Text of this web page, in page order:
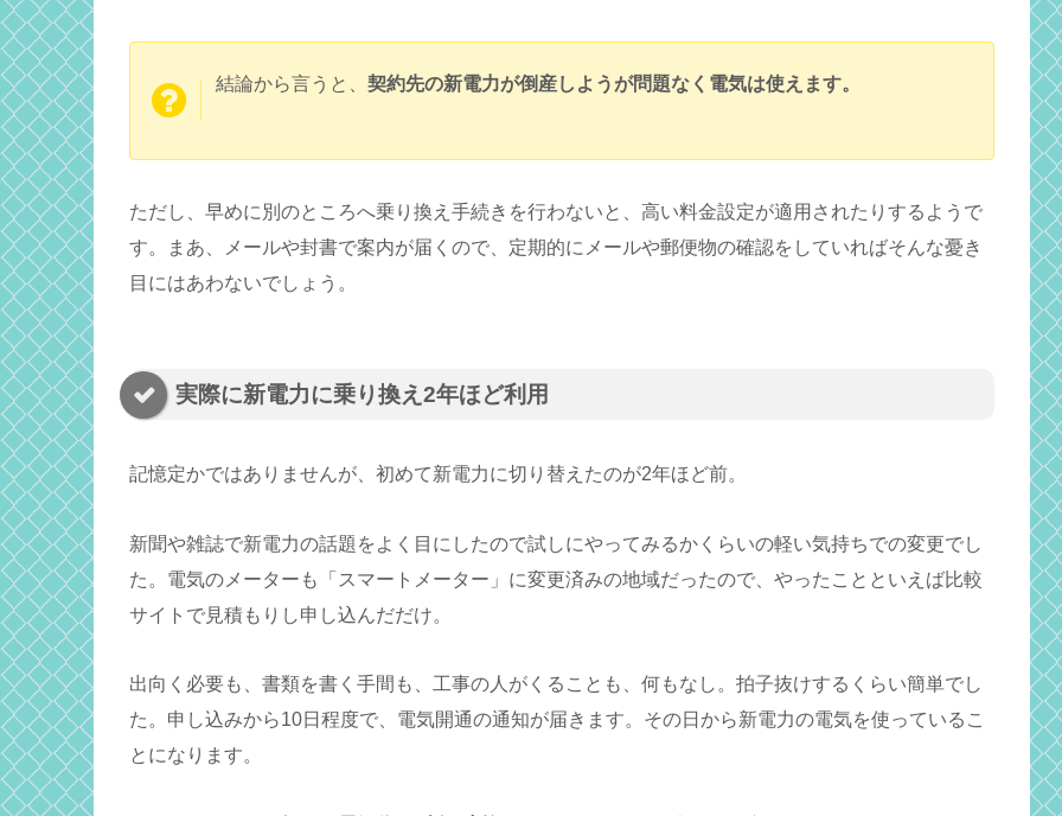
結論から言うと、 契約先の新電力が倒産しようが問題なく電気は使えます。
ただし、早めに別のところへ乗り換え手続きを行わないと、高い料金設定が適用されたりするようで
す。まあ、メールや封書で案内が届くので、定期的にメールや郵便物の確認をしていればそんな憂き
目にはあわないでしょう。
実際に新電力に乗り換え2年ほど利用
記憶定かではありませんが、初めて新電力に切り替えたのが2年ほど前。
新聞や雑誌で新電力の話題をよく目にしたので試しにやってみるかくらいの軽い気持ちでの変更でし
た。電気のメーターも「スマートメーター」に変更済みの地域だったので、やったことといえば比較
サイトで見積もりし申し込んだだけ。
出向く必要も、書類を書く手間も、工事の人がくることも、何もなし。拍子抜けするくらい簡単でし
た。申し込みから10日程度で、電気開通の通知が届きます。その日から新電力の電気を使っているこ
とになります。